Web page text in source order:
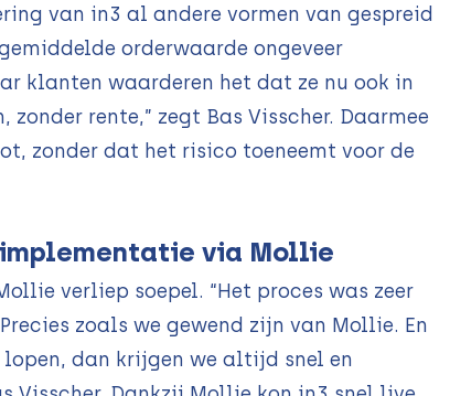
van in3 al andere vormen van gespreid
orderwaarde ongeveer
klanten waarderen het dat ze nu ook in
rente,” zegt Bas Visscher. Daarmee
zonder dat het risico toeneemt voor de
via Mollie
verliep soepel. “Het proces was zeer
zoals we gewend zijn van Mollie. En
dan krijgen we altijd snel en